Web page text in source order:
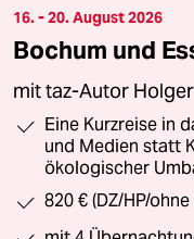
16. - 20. August 2026
Bochum und
mit taz-Autor
Eine Kurzreise in
und Medien statt
ökologischer
820 € (DZ/HP/